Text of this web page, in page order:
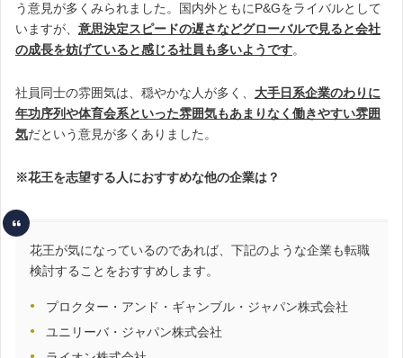
う意見が多くみられました。国内外ともにP&Gをライバルとして
いますが、 意思決定スピードの遅さなどグローバルで見ると会社
の成長を妨げていると感じる社員も多いようです。
社員同士の雰囲気は、穏やかな人が多く、 大手日系企業のわりに
年功序列や体育会系といった雰囲気もあまりなく働きやすい雰囲
気だという意見が多くありました。
※花王を志望する人におすすめな他の企業は？
花王が気になっているのであれば、下記のような企業も転職
検討することをおすすめします。
プロクター・アンド・ギャンブル・ジャパン株式会社
ユニリーバ・ジャパン株式会社